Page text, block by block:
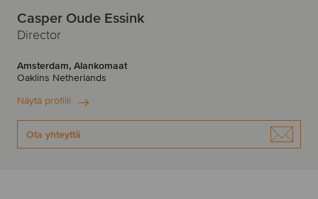
Casper Oude Essink
Director
Amsterdam, Alankomaat
Oaklins Netherlands
Näytä profiili
Ota yhteyttä